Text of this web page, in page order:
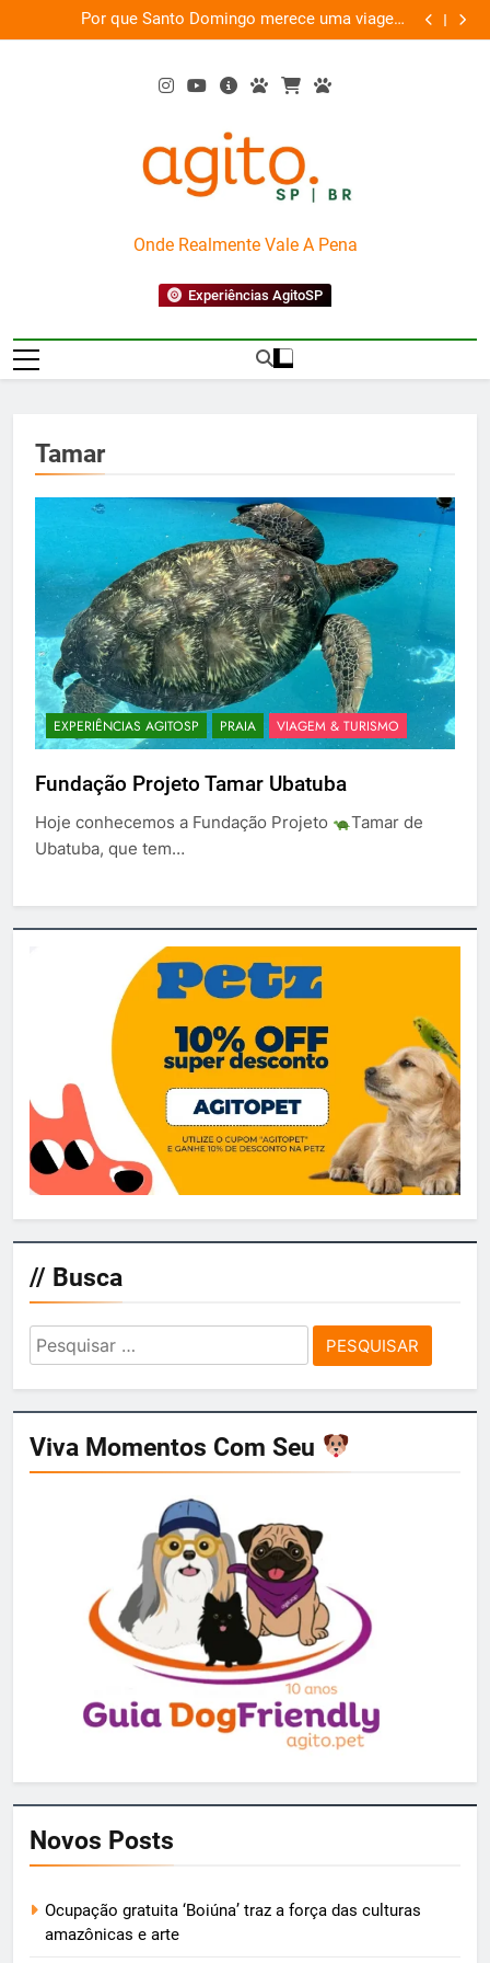
to
Por que Santo Domingo merece uma viagem
exclusiva
AgitoSP
Onde Realmente Vale A Pena
Experiências AgitoSP
Tamar
EXPERIÊNCIAS AGITOSP PRAIA VIAGEM & TURISMO
Fundação Projeto Tamar Ubatuba
Hoje conhecemos a Fundação Projeto
Tamar de
Ubatuba, que tem…
// Busca
Pesquisar
por:
Viva Momentos Com Seu
Novos Posts
Ocupação gratuita ‘Boiúna’ traz a força das culturas
amazônicas e arte